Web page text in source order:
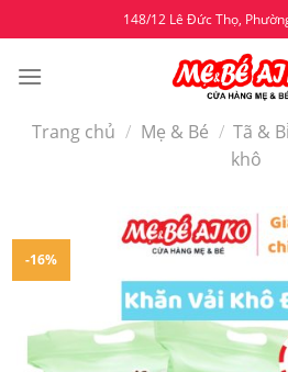
to
content
148/12 Lê Đức Thọ,
Trang chủ / Mẹ & Bé / Tã &
khô
-16%